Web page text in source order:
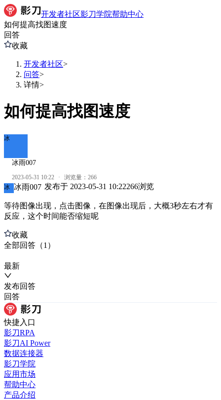
开发者社区影刀学院帮助中心
如何提高找图速度
回答
收藏
开发者社区>
问答>
详情>
如何提高找图速度
冰
冰雨007
2023-05-31 10:22 · 浏览量： 266
冰
冰雨007 发布于 2023-05-31 10:22266浏览
等待图像出现，点击图像，在图像出现后，大概3秒左右才有
反应，这个时间能否缩短呢
收藏
全部回答 （1 ）
最新
发布回答
回答
快捷入口
影刀RPA
影刀AI Power
数据连接器
影刀学院
应用市场
帮助中心
产品介绍